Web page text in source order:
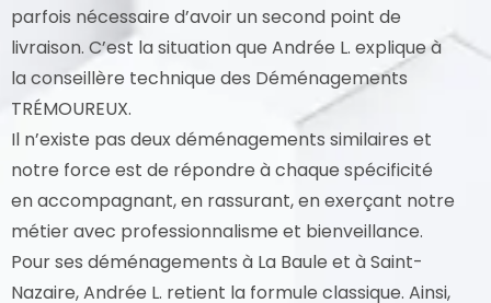
parfois nécessaire d’avoir un second point de
livraison. C’est la situation que Andrée L. explique à
la conseillère technique des Déménagements
TRÉMOUREUX.
Il n’existe pas deux déménagements similaires et
notre force est de répondre à chaque spécificité
en accompagnant, en rassurant, en exerçant notre
métier avec professionnalisme et bienveillance.
Pour ses déménagements à La Baule et à Saint-
Nazaire, Andrée L. retient la formule classique. Ainsi,